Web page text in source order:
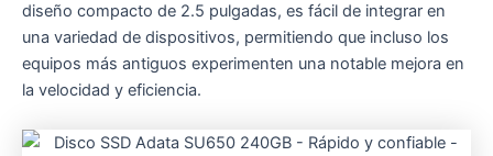
diseño compacto de 2.5 pulgadas, es fácil de integrar en
una variedad de dispositivos, permitiendo que incluso los
equipos más antiguos experimenten una notable mejora en
la velocidad y eficiencia.